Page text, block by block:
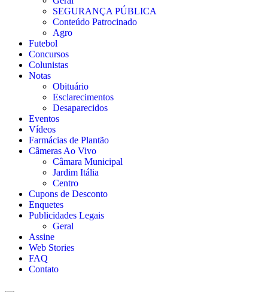
SEGURANÇA PÚBLICA
Conteúdo Patrocinado
Agro
Futebol
Concursos
Colunistas
Notas
Obituário
Esclarecimentos
Desaparecidos
Eventos
Vídeos
Farmácias de Plantão
Câmeras Ao Vivo
Câmara Municipal
Jardim Itália
Centro
Cupons de Desconto
Enquetes
Publicidades Legais
Geral
Assine
Web Stories
FAQ
Contato